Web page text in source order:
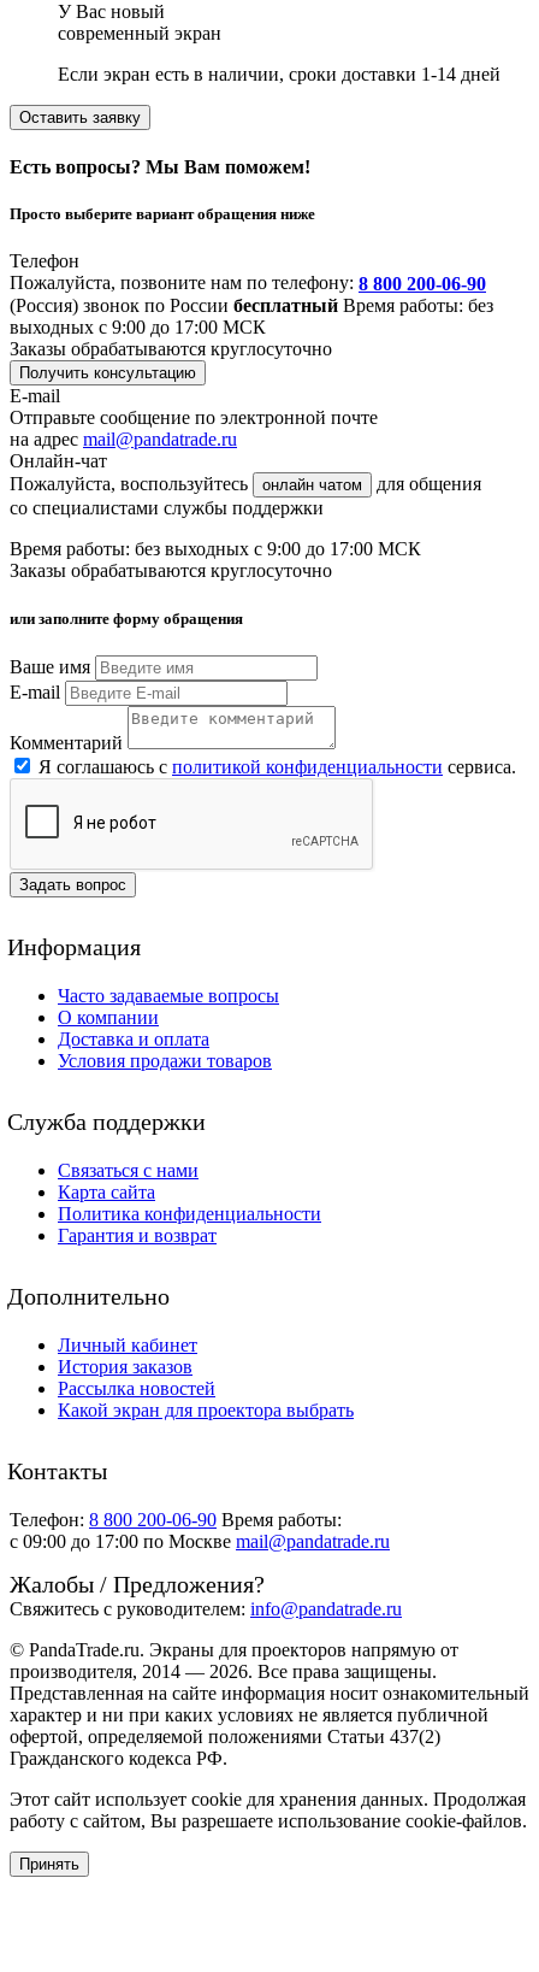
У Вас новый
современный экран
Если экран есть в наличии, сроки доставки 1-14 дней
Оставить заявку
Есть вопросы? Мы Вам поможем!
Просто выберите вариант обращения ниже
Телефон
Пожалуйста, позвоните нам по телефону: 8 800 200-06-90
(Россия) звонок по России бесплатный Время работы: без
выходных с 9:00 до 17:00 МСК
Заказы обрабатываются круглосуточно
Получить консультацию
E-mail
Отправьте сообщение по электронной почте
на адрес mail@pandatrade.ru
Онлайн-чат
Пожалуйста, воспользуйтесь
онлайн чатом
для общения
со специалистами службы поддержки
Время работы: без выходных с 9:00 до 17:00 МСК
Заказы обрабатываются круглосуточно
или заполните форму обращения
Ваше имя
E-mail
Комментарий
Я соглашаюсь с политикой конфиденциальности сервиса.
Задать вопрос
Информация
Часто задаваемые вопросы
О компании
Доставка и оплата
Условия продажи товаров
Служба поддержки
Связаться с нами
Карта сайта
Политика конфиденциальности
Гарантия и возврат
Дополнительно
Личный кабинет
История заказов
Рассылка новостей
Какой экран для проектора выбрать
Контакты
Телефон: 8 800 200-06-90 Время работы:
c 09:00 до 17:00 по Москве mail@pandatrade.ru
Жалобы / Предложения?
Свяжитесь с руководителем: info@pandatrade.ru
© PandaTrade.ru. Экраны для проекторов напрямую от
производителя, 2014 — 2026. Все права защищены.
Представленная на сайте информация носит ознакомительный
характер и ни при каких условиях не является публичной
офертой, определяемой положениями Статьи 437(2)
Гражданского кодекса РФ.
Этот сайт использует cookie для хранения данных. Продолжая
работу с сайтом, Вы разрешаете использование cookie-файлов.
Принять